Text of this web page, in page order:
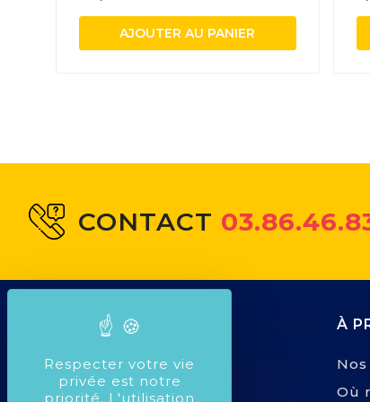
AJOUTER AU PANIER
CONTACT
À
Où
Respecter votre vie
privée est notre
priorité. L'utilisation